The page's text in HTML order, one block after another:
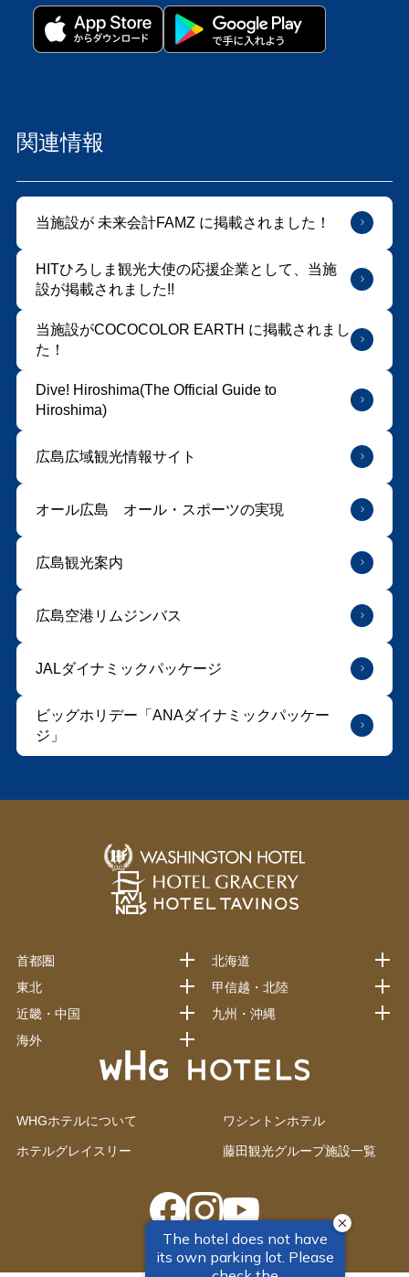
関連情報
当施設が 未来会計FAMZ に掲載されました！
HITひろしま観光大使の応援企業として、当施
設が掲載されました!!
当施設がCOCOCOLOR EARTH に掲載されまし
た！
Dive! Hiroshima(The Official Guide to
Hiroshima)
広島広域観光情報サイト
オール広島 オール・スポーツの実現
広島観光案内
広島空港リムジンバス
JALダイナミックパッケージ
ビッグホリデー「ANAダイナミックパッケー
ジ」
WHGホテルについて ワシントンホテル
ホテルグレイスリー 藤田観光グループ施設一覧
首都圏
北海道
東北
甲信越・北陸
近畿・中国
九州・沖縄
海外